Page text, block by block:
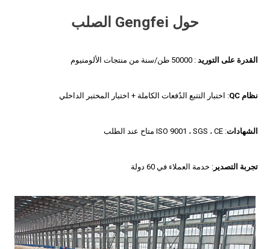
حول Gengfei الصلب
القدرة على التوريد : 50000 طن/سنة من منتجات الألومنيوم
نظام QC : اختبار التتبع الدُفعات الكاملة + اختبار المختبر الداخلي
الشهادات: ISO 9001 ، SGS ، CE متاح عند الطلب
تجربة التصدير : خدمة العملاء في 60 دولة